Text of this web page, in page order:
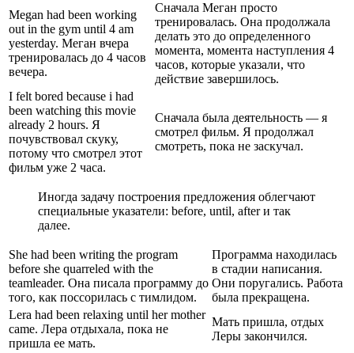
Megan had been working
out in the gym until 4 am
yesterday. Меган вчера
тренировалась до 4 часов
вечера.
Сначала Меган просто
тренировалась. Она продолжала
делать это до определенного
момента, момента наступления 4
часов, которые указали, что
действие завершилось.
I felt bored because i had
been watching this movie
already 2 hours. Я
почувствовал скуку,
потому что смотрел этот
фильм уже 2 часа.
Сначала была деятельность — я
смотрел фильм. Я продолжал
смотреть, пока не заскучал.
Иногда задачу построения предложения облегчают
специальные указатели: before, until, after и так
далее.
She had been writing the program
before she quarreled with the
teamleader. Она писала программу до
того, как поссорилась с тимлидом.
Программа находилась
в стадии написания.
Они поругались. Работа
была прекращена.
Lera had been relaxing until her mother
came. Лера отдыхала, пока не
пришла ее мать.
Мать пришла, отдых
Леры закончился.